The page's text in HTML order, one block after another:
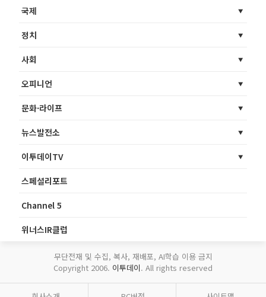
국제
정치
사회
오피니언
문화·라이프
뉴스발전소
이투데이TV
스페셜리포트
Channel 5
위너스IR클럽
무단전재 및 수집, 복사, 재배포, AI학습 이용 금지
Copyright 2006. 이투데이. All rights reserved